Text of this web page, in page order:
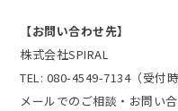
【お問い合わせ先】
株式会社SPIRAL
TEL: 080-4549-7134（受付
メールでのご相談・お問い